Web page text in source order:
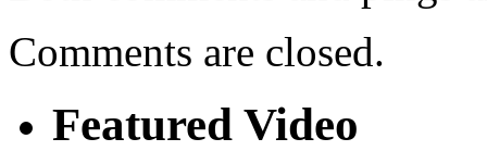
Comments are closed.
Featured Video